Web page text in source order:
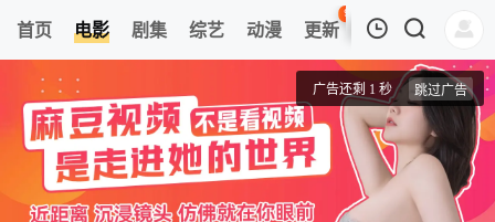
首页 电影 剧集 综艺 动漫 更新
96
热榜 APP
正片
特警秘恋
清空